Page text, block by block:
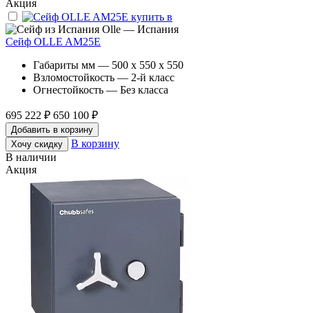
Акция
Olle — Испания
Сейф OLLE AM25E
Габариты мм — 500 x 550 x 550
Взломостойкость — 2-й класс
Огнестойкость — Без класса
695 222 ₽ 650 100 ₽
Добавить в корзину
Хочу скидку
В корзину
В наличии
Акция